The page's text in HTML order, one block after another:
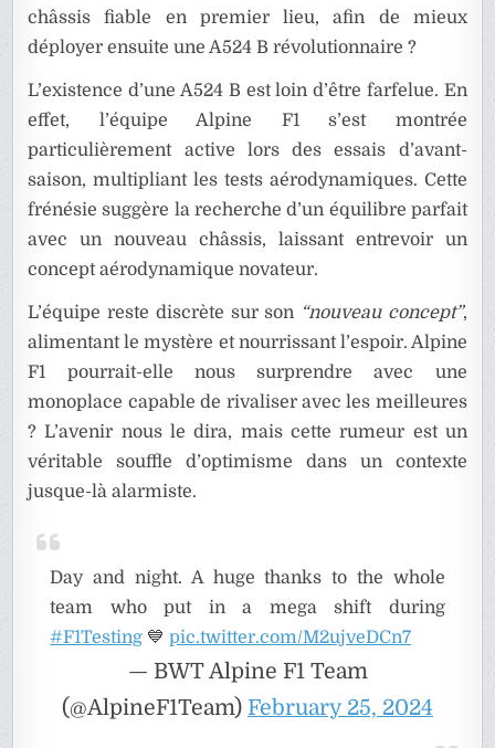
châssis fiable en premier lieu, afin de mieux
déployer ensuite une A524 B révolutionnaire ?
L’existence d’une A524 B est loin d’être farfelue. En
effet, l’équipe Alpine F1 s’est montrée
particulièrement active lors des essais d’avant-
saison, multipliant les tests aérodynamiques. Cette
frénésie suggère la recherche d’un équilibre parfait
avec un nouveau châssis, laissant entrevoir un
concept aérodynamique novateur.
L’équipe reste discrète sur son “nouveau concept”,
alimentant le mystère et nourrissant l’espoir. Alpine
F1 pourrait-elle nous surprendre avec une
monoplace capable de rivaliser avec les meilleures
? L’avenir nous le dira, mais cette rumeur est un
véritable souffle d’optimisme dans un contexte
jusque-là alarmiste.
Day and night. A huge thanks to the whole
team who put in a mega shift during
#F1Testing 💙pic.twitter.com/M2ujveDCn7
— BWT Alpine F1 Team
(@AlpineF1Team) February 25, 2024